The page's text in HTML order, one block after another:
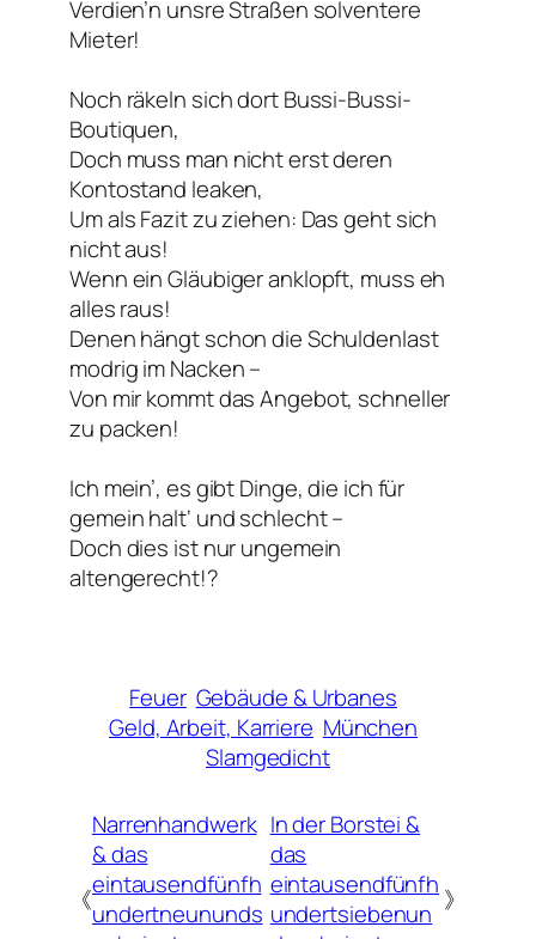
Verdien’n unsre Straßen solventere
Mieter!
Noch räkeln sich dort Bussi-Bussi-
Boutiquen,
Doch muss man nicht erst deren
Kontostand leaken,
Um als Fazit zu ziehen: Das geht sich
nicht aus!
Wenn ein Gläubiger anklopft, muss eh
alles raus!
Denen hängt schon die Schuldenlast
modrig im Nacken –
Von mir kommt das Angebot, schneller
zu packen!
Ich mein’, es gibt Dinge, die ich für
gemein halt‘ und schlecht –
Doch dies ist nur ungemein
altengerecht!?
Feuer Gebäude & Urbanes
Geld, Arbeit, Karriere München
Slamgedicht
《
Narrenhandwerk
& das
eintausendfünfh
undertneununds
In der Borstei &
das
eintausendfünfh
undertsiebenun 》